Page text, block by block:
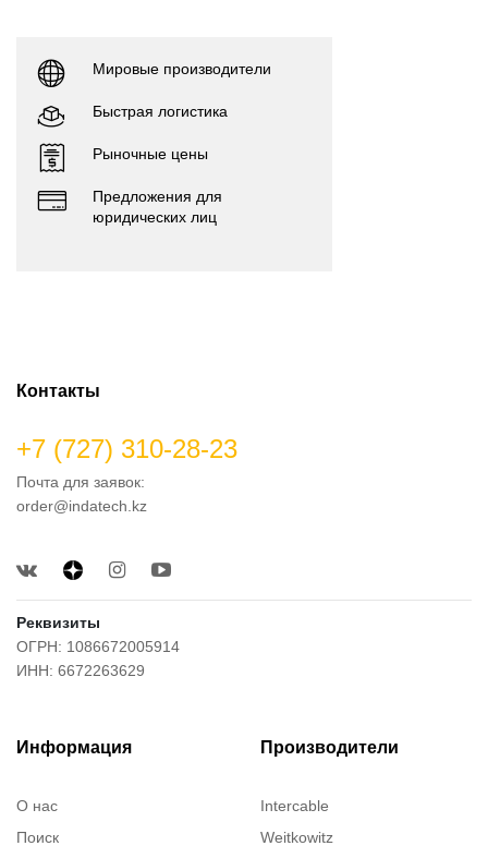
Мировые производители
Быстрая логистика
Рыночные цены
Предложения для
юридических лиц
Контакты
+7 (727) 310-28-23
Почта для заявок:
order@indatech.kz
Реквизиты
ОГРН: 1086672005914
ИНН: 6672263629
Информация
О нас
Поиск
Производители
Intercable
Weitkowitz